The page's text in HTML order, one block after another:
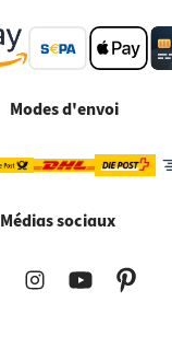
Modes d'envoi
Médias sociaux